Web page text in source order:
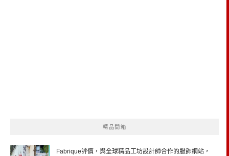
精品開箱
Fabrique評價，與全球精品工坊設計師合作的服飾網站，